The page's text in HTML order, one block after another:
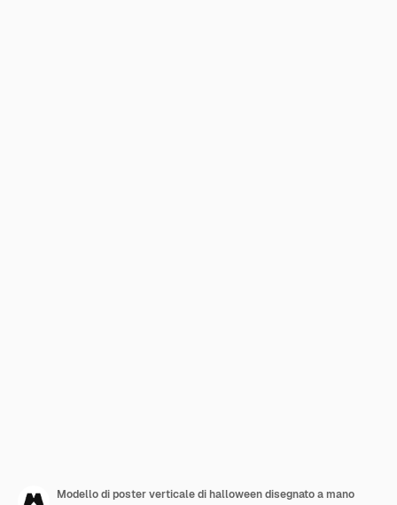
Modello di poster verticale di halloween disegnato a mano